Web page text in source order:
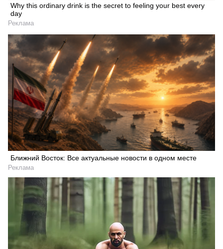
Why this ordinary drink is the secret to feeling your best every
day
Реклама
Ближний Восток: Все актуальные новости в одном месте
Реклама